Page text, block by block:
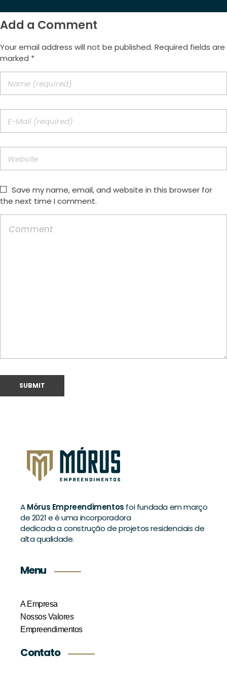
Add a Comment
Your email address will not be published. Required fields are
marked *
Save my name, email, and website in this browser for
the next time I comment.
AMórus Empreendimentos foi fundada em março
de 2021 e é uma incorporadora
dedicada a construção de projetos residenciais de
alta qualidade.
Menu
A Empresa
Nossos Valores
Empreendimentos
Contato